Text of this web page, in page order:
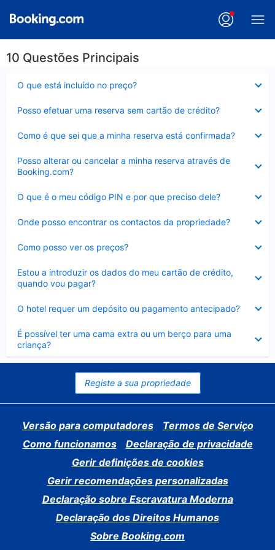
10 Questões Principais
O que está incluído no preço?
fechado
Posso efetuar uma reserva sem cartão de crédito?
fechado
Como é que sei que a minha reserva está confirmada?
fechado
Posso alterar ou cancelar a minha reserva através de
Booking.com?
fechado
O que é o meu código PIN e por que preciso dele?
fechado
Onde posso encontrar os contactos da propriedade?
fechado
Como posso ver os preços?
fechado
Estou a introduzir os dados do meu cartão de crédito,
quando vou pagar?
fechado
O hotel requer um depósito ou pagamento antecipado?
fechado
É possível ter uma cama extra ou um berço para uma
criança?
Elemento
fechado
Registe a sua propriedade
Versão para computadores
Termos de Serviço
Como funcionamos
Declaração de privacidade
Gerir definições de cookies
Gerir recomendações personalizadas
Declaração sobre Escravatura Moderna
Declaração dos Direitos Humanos
Sobre Booking.com